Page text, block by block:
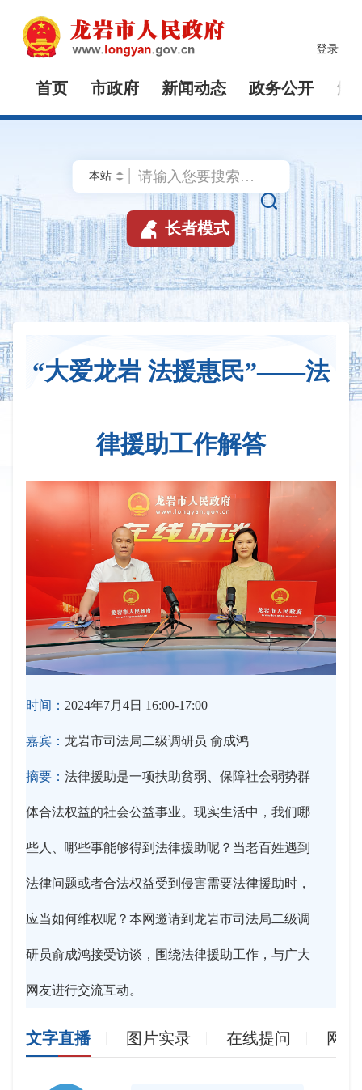
登录
首页 市政府 新闻动态 政务公开 解

 长者模式
“大爱龙岩 法援惠民”——法
律援助工作解答
时间： 2024年7月4日 16:00-17:00
嘉宾： 龙岩市司法局二级调研员 俞成鸿
摘要： 法律援助是一项扶助贫弱、保障社会弱势群
体合法权益的社会公益事业。现实生活中，我们哪
些人、哪些事能够得到法律援助呢？当老百姓遇到
法律问题或者合法权益受到侵害需要法律援助时，
应当如何维权呢？本网邀请到龙岩市司法局二级调
研员俞成鸿接受访谈，围绕法律援助工作，与广大
网友进行交流互动。
文字直播 图片实录 在线提问 网